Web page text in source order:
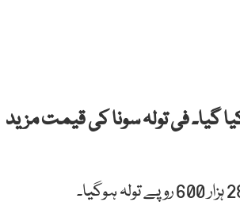
گیا۔ فی تولہ سونا کی قیمت مزید